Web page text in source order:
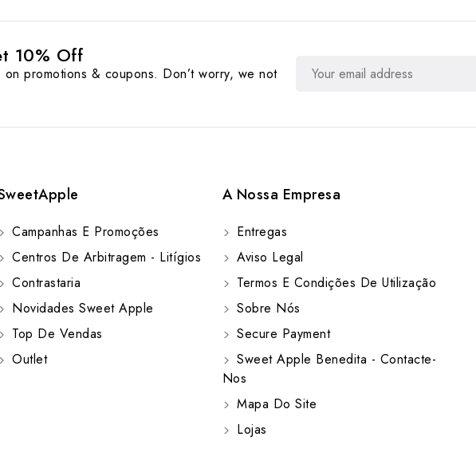
10% Off
promotions & coupons. Don’t worry, we not
Campanhas E Promoções
Centros De Arbitragem - Litígios
Contrastaria
Novidades Sweet Apple
Top De Vendas
Outlet
A Nossa Empresa
Entregas
Aviso Legal
Termos E Condições De Utilização
Sobre Nós
Secure Payment
Sweet Apple Benedita - Contacte-
Nos
Mapa Do Site
Lojas